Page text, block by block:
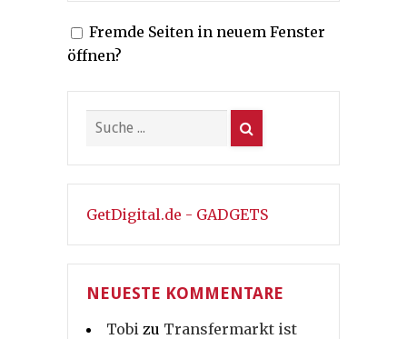
Fremde Seiten in neuem Fenster
öffnen?
GetDigital.de - GADGETS
NEUESTE KOMMENTARE
Tobi zu Transfermarkt ist